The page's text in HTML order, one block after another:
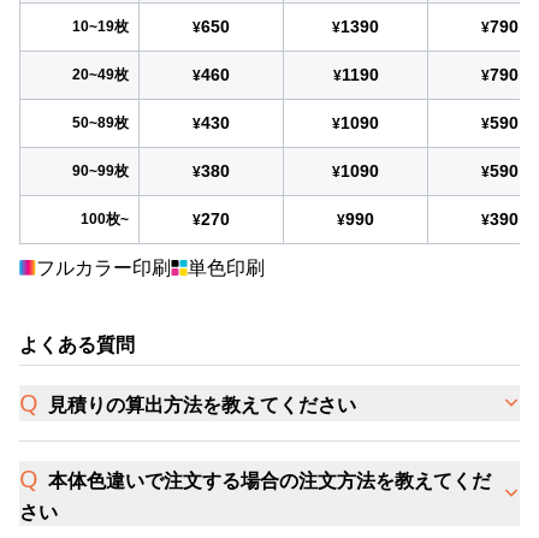
10~19枚 ¥650 ¥1390 ¥790
20~49枚 ¥460 ¥1190 ¥790
50~89枚 ¥430 ¥1090 ¥590
90~99枚 ¥380 ¥1090 ¥590
100枚~ ¥270 ¥990 ¥390
フルカラー印刷 単色印刷
よくある質問
見積りの算出方法を教えてください
本体色違いで注文する場合の注文方法を教えてくだ
さい